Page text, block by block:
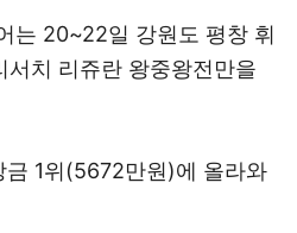
는 20~22일 강원도 평창 휘
서치 리쥬란 왕중왕전만을
1위(5672만원)에 올라와